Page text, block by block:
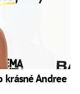
krásné Andree